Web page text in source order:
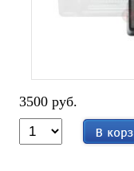
3500 руб.